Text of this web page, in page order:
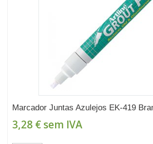
Marcador Juntas Azulejos EK-419
3,28 € sem IVA